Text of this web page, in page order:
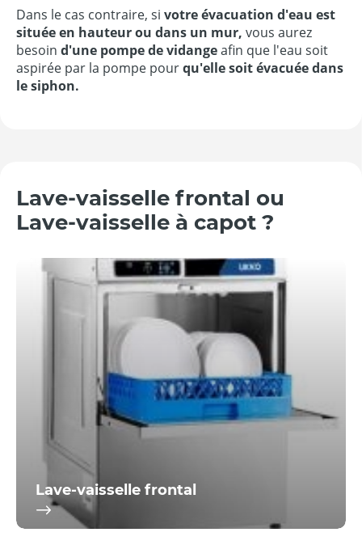
Dans le cas contraire, si votre évacuation d'eau est
située en hauteur ou dans un mur, vous aurez
besoin d'une pompe de vidangeafin que l'eau soit
aspirée par la pompe pourqu'elle soit évacuée dans
le siphon.
Lave-vaisselle frontal ou
Lave-vaisselle à capot ?
Lave-vaisselle frontal